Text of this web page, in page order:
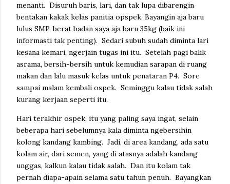
menanti. Disuruh baris, lari, dan tak lupa dibarengin
bentakan kakak kelas panitia opspek. Bayangin aja baru
lulus SMP, berat badan saya aja baru 35kg (baik ini
informasti tak penting). Sedari subuh sudah diminta lari
kesana kemari, ngerjain tugas ini itu. Setelah pagi balik
asrama, bersih-bersih untuk kemudian sarapan di ruang
makan dan lalu masuk kelas untuk penataran P4. Sore
sampai malam kembali ospek. Seminggu kalau tidak salah
kurang kerjaan seperti itu.
Hari terakhir ospek, itu yang paling saya ingat, selain
beberapa hari sebelumnya kala diminta ngebersihin
kolong kandang kambing. Jadi, di area kandang, ada satu
kolam air, dari semen, yang di atasnya adalah kandang
unggas, kalkun kalau tidak salah. Dan itu kolam tak
pernah diapa-apain selama satu tahun penuh. Bayangkan